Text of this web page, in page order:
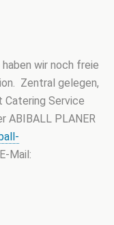
wir noch freie
Zentral gelegen,
Catering Service
ABIBALL PLANER
Mail: